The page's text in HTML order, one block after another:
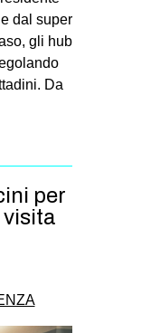
dal super
gli hub
Da
per
visita